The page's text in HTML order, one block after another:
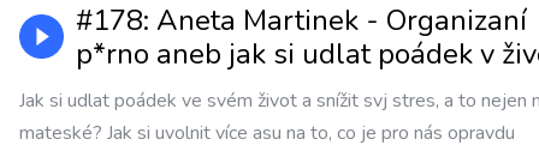
#178: Aneta Martinek - Organizaní
p*rno aneb jak si udlat poádek v
Jak si udlat poádek ve svém život a snížit svj stres, a to nejen
mateské? Jak si uvolnit více asu na to, co je pro nás opravdu